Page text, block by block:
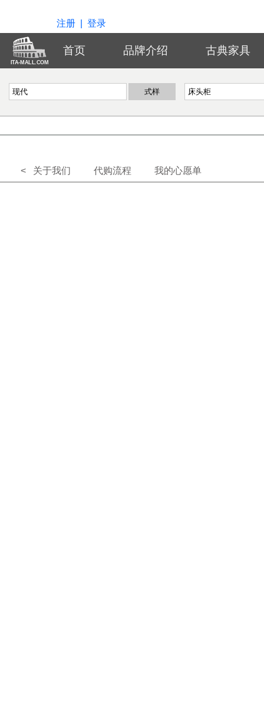
注册 登录
ITA-MALL.COM
首页 品牌介绍 古典家具
< 关于我们 代购流程 我的心愿单